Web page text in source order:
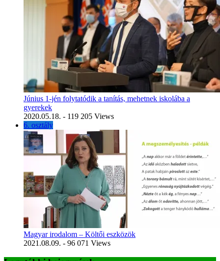
Június 1-jén folytatódik a tanítás, mehetnek iskolába a
gyerekek
2020.05.18. - 119 205 Views
6. osztály
Magyar irodalom – Költői eszközök
2021.08.09. - 96 071 Views